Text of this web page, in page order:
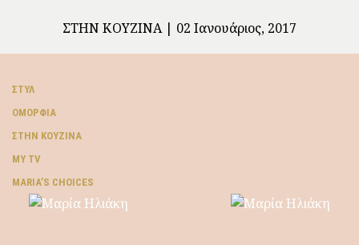
ΣΤΗΝ ΚΟΥΖΊΝΑ 02 Ιανουάριος, 2017
ΣΤΥΛ
ΟΜΟΡΦΙΆ
ΣΤΗΝ ΚΟΥΖΊΝΑ
MY TV
ΜARIA’S CHOICES